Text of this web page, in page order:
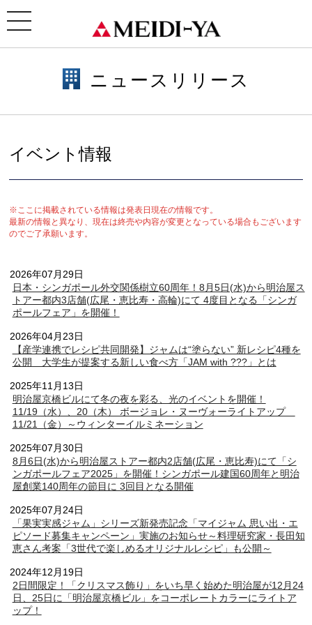
toggle
navigation
ニュースリリース
イベント情報
※ここに掲載されている情報は発表日現在の情報です。
最新の情報と異なり、現在は終売や内容が変更となっている場合もございます
のでご了承願います。
2026年07月29日
日本・シンガポール外交関係樹立60周年！8月5日(水)から明治屋ス
トアー都内3店舗(広尾・恵比寿・高輪)にて 4度目となる「シンガ
ポールフェア」を開催！
2026年04月23日
【産学連携でレシピ共同開発】ジャムは“塗らない” 新レシピ4種を
公開 大学生が提案する新しい食べ方「JAM with ???」とは
2025年11月13日
明治屋京橋ビルにて冬の夜を彩る、光のイベントを開催！
11/19（水）、20（木） ボージョレ・ヌーヴォーライトアップ
11/21（金）～ウィンターイルミネーション
2025年07月30日
8月6日(水)から明治屋ストアー都内2店舗(広尾・恵比寿)にて「シ
ンガポールフェア2025」を開催！シンガポール建国60周年と明治
屋創業140周年の節目に 3回目となる開催
2025年07月24日
「果実実感ジャム」シリーズ新発売記念「マイジャム 思い出・エ
ピソード募集キャンペーン」実施のお知らせ～料理研究家・長田知
恵さん考案「3世代で楽しめるオリジナルレシピ」も公開～
2024年12月19日
2日間限定！「クリスマス飾り」をいち早く始めた明治屋が12月24
日、25日に「明治屋京橋ビル」をコーポレートカラーにライトア
ップ！